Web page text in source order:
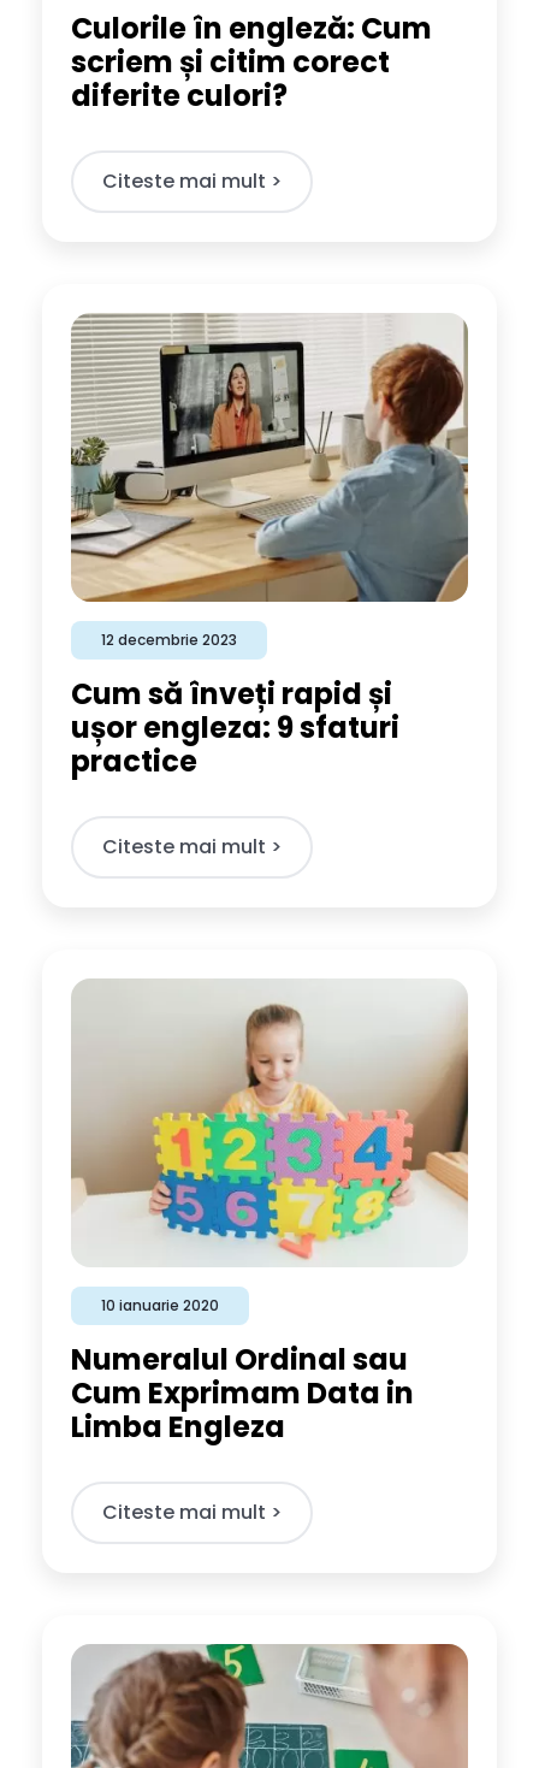
Culorile în engleză: Cum
scriem și citim corect
diferite culori?
Citeste mai mult >​
12 decembrie 2023
Cum să înveți rapid și
ușor engleza: 9 sfaturi
practice
Citeste mai mult >​
10 ianuarie 2020
Numeralul Ordinal sau
Cum Exprimam Data in
Limba Engleza
Citeste mai mult >​